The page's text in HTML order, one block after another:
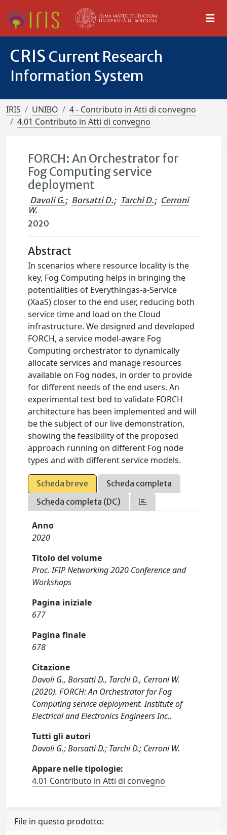
CRIS Current Research
Information System
IRIS UNIBO
4 - Contributo in Atti di convegno
4.01 Contributo in Atti di convegno
FORCH: An Orchestrator for
Fog Computing service
deployment
Davoli G.; Borsatti D.; Tarchi D.; Cerroni
W.
2020
Abstract
In scenarios where resource locality is the
key, Fog Computing helps in bringing the
potentialities of Everythingas-a-Service
(XaaS) closer to the end user, reducing both
service time and load on the Cloud
infrastructure. We designed and developed
FORCH, a service model-aware Fog
Computing orchestrator to dynamically
allocate services and manage resources
available on Fog nodes, in order to provide
for different needs of the end users. An
experimental test bed to validate FORCH
architecture has been implemented and will
be the subject of our live demonstration,
showing the feasibility of the proposed
approach running on different Fog node
types and with different service models.
Scheda breve
Scheda completa
Scheda completa (DC)
Anno
2020
Titolo del volume
Proc. IFIP Networking 2020 Conference and
Workshops
Pagina iniziale
677
Pagina finale
678
Citazione
Davoli G., Borsatti D., Tarchi D., Cerroni W.
(2020). FORCH: An Orchestrator for Fog
Computing service deployment. Institute of
Electrical and Electronics Engineers Inc..
Tutti gli autori
Davoli G.; Borsatti D.; Tarchi D.; Cerroni W.
Appare nelle tipologie:
4.01 Contributo in Atti di convegno
File in questo prodotto: